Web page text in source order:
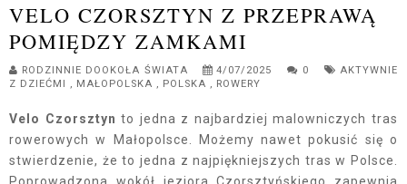
VELO CZORSZTYN Z PRZEPRAWĄ
POMIĘDZY ZAMKAMI
RODZINNIE DOOKOŁA ŚWIATA 4/07/2025 0
AKTYWNIE
Z DZIEĆMI , MAŁOPOLSKA , POLSKA , ROWERY
Velo Czorsztyn to jedna z najbardziej malowniczych tras
rowerowych w Małopolsce. Możemy nawet pokusić się o
stwierdzenie, że to jedna z najpiękniejszych tras w Polsce.